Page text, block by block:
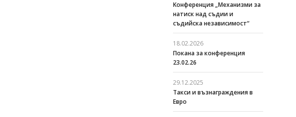
Kонференция „Механизми за
натиск над съдии и
съдийска независимост“
18.02.2026
Покана за конференция
23.02.26
29.12.2025
Такси и възнаграждения в
Евро